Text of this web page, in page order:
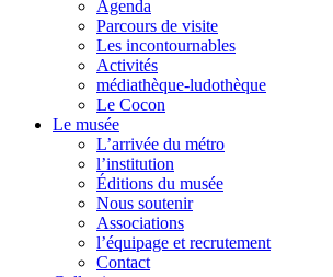
Agenda
Parcours de visite
Les incontournables
Activités
médiathèque-ludothèque
Le Cocon
Le musée
L’arrivée du métro
l’institution
Éditions du musée
Nous soutenir
Associations
l’équipage et recrutement
Contact